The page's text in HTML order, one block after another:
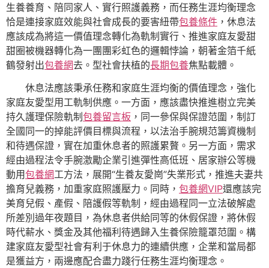
生養養育、陪同家人、實行照護義務，而任務生涯均衡理念
恰是連接家庭效能與社會成長的要害紐帶包養條件 ，休息法
應該成為將這一價值理念轉化為軌制實行、推進家庭友愛甜
甜圈被機器轉化為一團團彩虹色的邏輯悖論，朝著金箔千紙
鶴發射出包養網去。型社會扶植的長期包養焦點載體。
休息法應該秉承任務和家庭生涯均衡的價值理念，強化
家庭友愛型用工軌制供應。一方面，應該盡快推進樹立完美
持久護理保險軌制 包養留言板 ，同一參保與保證范圍，制訂
全國同一的掉能評價目標與流程，以法治手腕規范籌資機制
和待遇保證，實在加重休息者的照護累贅。另一方面，需求
經由過程法令手腕激勵企業引進彈性高低班、居家辦公等機
動用包養網工方法，展開“生養友愛崗”失業形式，推進夫妻共
擔育兒義務，加重家庭照護壓力。同時， 包養網VIP還應該完
美育兒假、產假、陪護假等軌制，經由過程同一立法破解處
所差別過年夜題目，為休息者供給同等的休假保證，將休假
時代薪水、獎金及其他福利待遇歸入生養保險籠罩范圍。構
建家庭友愛型社會有利于休息力的連續供應，企業和當局都
是獲益方，兩邊應配合盡力踐行任務生涯均衡理念。